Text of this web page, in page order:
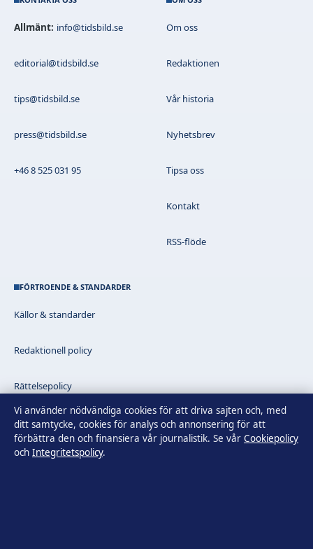
Allmänt: info@tidsbild.se
editorial@tidsbild.se
tips@tidsbild.se
press@tidsbild.se
+46 8 525 031 95
Om oss
Redaktionen
Vår historia
Nyhetsbrev
Tipsa oss
Kontakt
RSS-flöde
FÖRTROENDE & STANDARDER
Källor & standarder
Redaktionell policy
Rättelsepolicy
Faktagranskningspolicy
Ägande & finansiering
Vi använder nödvändiga cookies för att driva sajten och, med
ditt samtycke, cookies för analys och annonsering för att
förbättra den och finansiera vår journalistik. Se vår Cookiepolicy
och Integritetspolicy.